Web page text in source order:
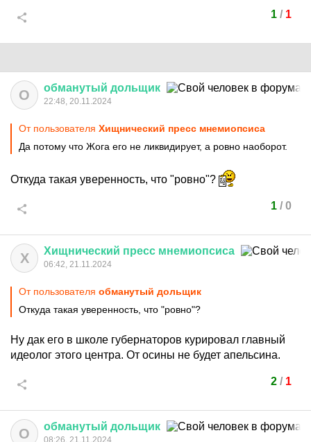
1/ 1
О обманутый дольщик
22:48, 20.11.2024
От пользователя Хищнический пресс мнемиопсиса
Да потому что Жога его не ликвидирует, а ровно наоборот.
Откуда такая уверенность, что "ровно"?
1/ 0
Х Хищнический пресс мнемиопсиса
06:42, 21.11.2024
От пользователя обманутый дольщик
Откуда такая уверенность, что "ровно"?
Ну дак его в школе губернаторов курировал главный
идеолог этого центра. От осины не будет апельсина.
2/ 1
О обманутый дольщик
08:26, 21.11.2024